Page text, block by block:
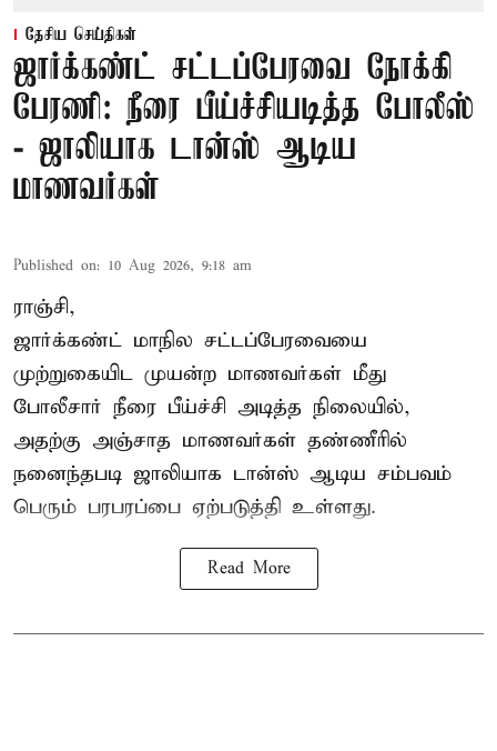
தேசிய செய்திகள்
ஜார்க்கண்ட் சட்டப்பேரவை நோக்கி
பேரணி: நீரை பீய்ச்சியடித்த போலீஸ்
- ஜாலியாக டான்ஸ் ஆடிய
மாணவர்கள்
Published on: 10 Aug 2026, 9:18 am
ராஞ்சி,
ஜார்க்கண்ட் மாநில சட்டப்பேரவையை
முற்றுகையிட முயன்ற மாணவர்கள் மீது
போலீசார் நீரை பீய்ச்சி அடித்த நிலையில்,
அதற்கு அஞ்சாத மாணவர்கள் தண்ணீரில்
நனைந்தபடி ஜாலியாக டான்ஸ் ஆடிய சம்பவம்
பெரும் பரபரப்பை ஏற்படுத்தி உள்ளது.
Read More